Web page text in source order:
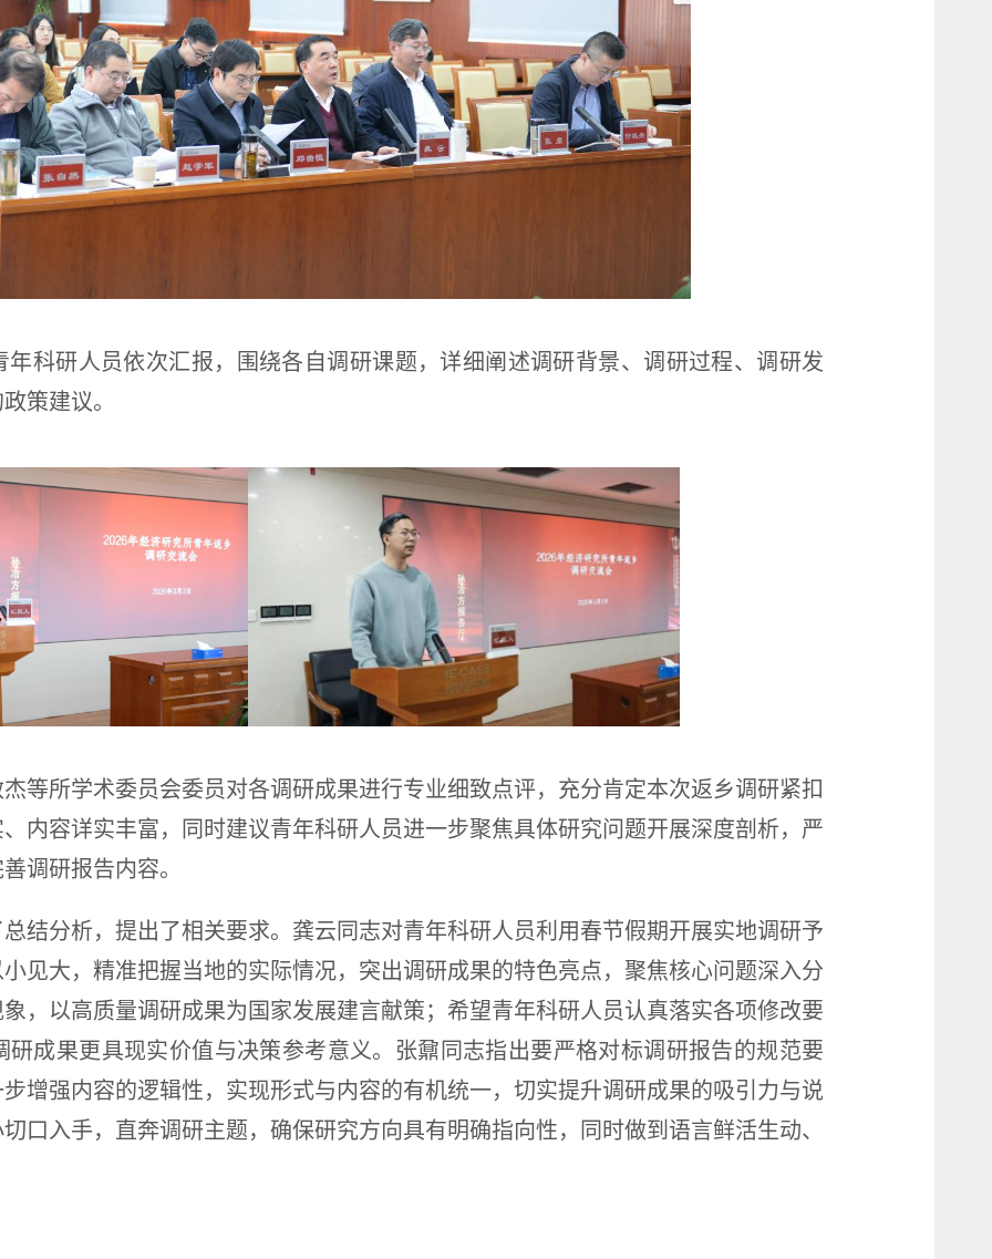
科研人员依次汇报，围绕各自调研课题，详细阐述调研背景、调研过程、调研发
策建议。
等所学术委员会委员对各调研成果进行专业细致点评，充分肯定本次返乡调研紧扣
内容详实丰富，同时建议青年科研人员进一步聚焦具体研究问题开展深度剖析，严
调研报告内容。
结分析，提出了相关要求。龚云同志对青年科研人员利用春节假期开展实地调研予
见大，精准把握当地的实际情况，突出调研成果的特色亮点，聚焦核心问题深入分
，以高质量调研成果为国家发展建言献策；希望青年科研人员认真落实各项修改要
成果更具现实价值与决策参考意义。张鼐同志指出要严格对标调研报告的规范要
增强内容的逻辑性，实现形式与内容的有机统一，切实提升调研成果的吸引力与说
口入手，直奔调研主题，确保研究方向具有明确指向性，同时做到语言鲜活生动、